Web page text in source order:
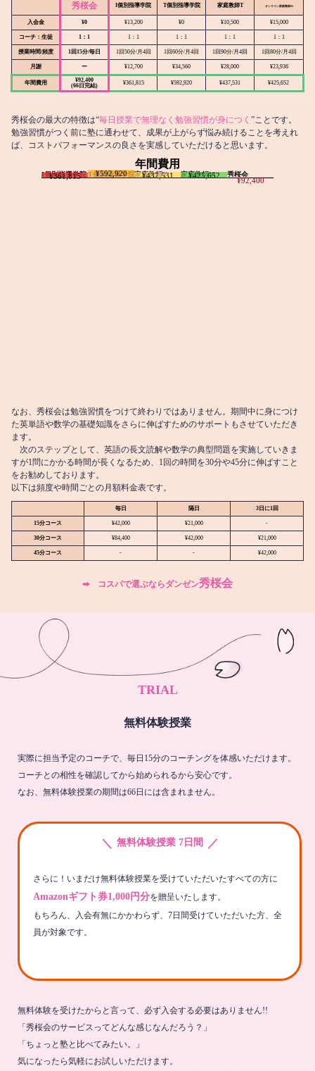
秀桜会 I個別指導学院 T個別指導学院 家庭教師T オンライン家庭教師M
入会金 ¥0 ¥13,200 ¥0 ¥10,500 ¥15,000
コーチ：生徒 1：1 1：1 1：1 1：1 1：1
授業時間/頻度 1回15分/毎日 1回50分/月4回 1回60分/月4回 1回90分/月4回 1回80分/月4回
月謝 ー ¥12,700 ¥34,560 ¥28,000 ¥23,936
年間費用
¥92,400
(66日完結)
¥361,815 ¥592,920 ¥437,531 ¥425,652
秀桜会の最大の特徴は“毎日授業で無理なく勉強習慣が身につく ”ことです。
勉強習慣がつく前に塾に通わせて、成果が上がらず悩み続けることを考えれ
ば、コストパフォーマンスの良さを実感していただけると思います。
年間費用
I個別指導学院
¥361,815 T個別指導学院
¥592,920 家庭教師T
¥437,531 家庭教師M
¥425,652 秀桜会
¥92,400
なお、秀桜会は勉強習慣をつけて終わりではありません。期間中に身につけ
た英単語や数学の基礎知識をさらに伸ばすためのサポートもさせていただき
ます。
次のステップとして、英語の長文読解や数学の典型問題を実施していきま
すが1問にかかる時間が長くなるため、1回の時間を30分や45分に伸ばすこと
をお勧めしております。
以下は頻度や時間ごとの月額料金表です。
毎日 隔日 3日に1回
15分コース ¥42,000 ¥21,000 -
30分コース ¥84,400 ¥42,000 ¥21,000
45分コース - - ¥42,000
➡︎ コスパで選ぶならダンゼン秀桜会
TRIAL
無料体験授業
実際に担当予定のコーチで、毎日15分のコーチングを体感いただけます。
コーチとの相性を確認してから始められるから安心です。
なお、無料体験授業の期間は66日には含まれません。
＼ 無料体験授業 7日間 ／
さらに！いまだけ無料体験授業を受けていただいたすべての方に
Amazonギフト券1,000円分を贈呈いたします。
もちろん、入会有無にかかわらず、7日間受けていただいた方、全
員が対象です。
無料体験を受けたからと言って、必ず入会する必要はありません!!
「秀桜会のサービスってどんな感じなんだろう？」
「ちょっと塾と比べてみたい。」
気になったら気軽にお試しいただけます。